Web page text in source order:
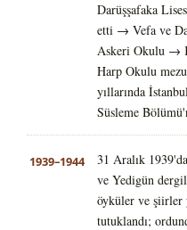
Darüşşafaka
etti → Vefa ve
Askeri Okulu →
Harp Okulu
yıllarında
Süsleme
1939–1944 31 Aralık
ve Yedigün
öyküler ve şiirler
tutuklandı;